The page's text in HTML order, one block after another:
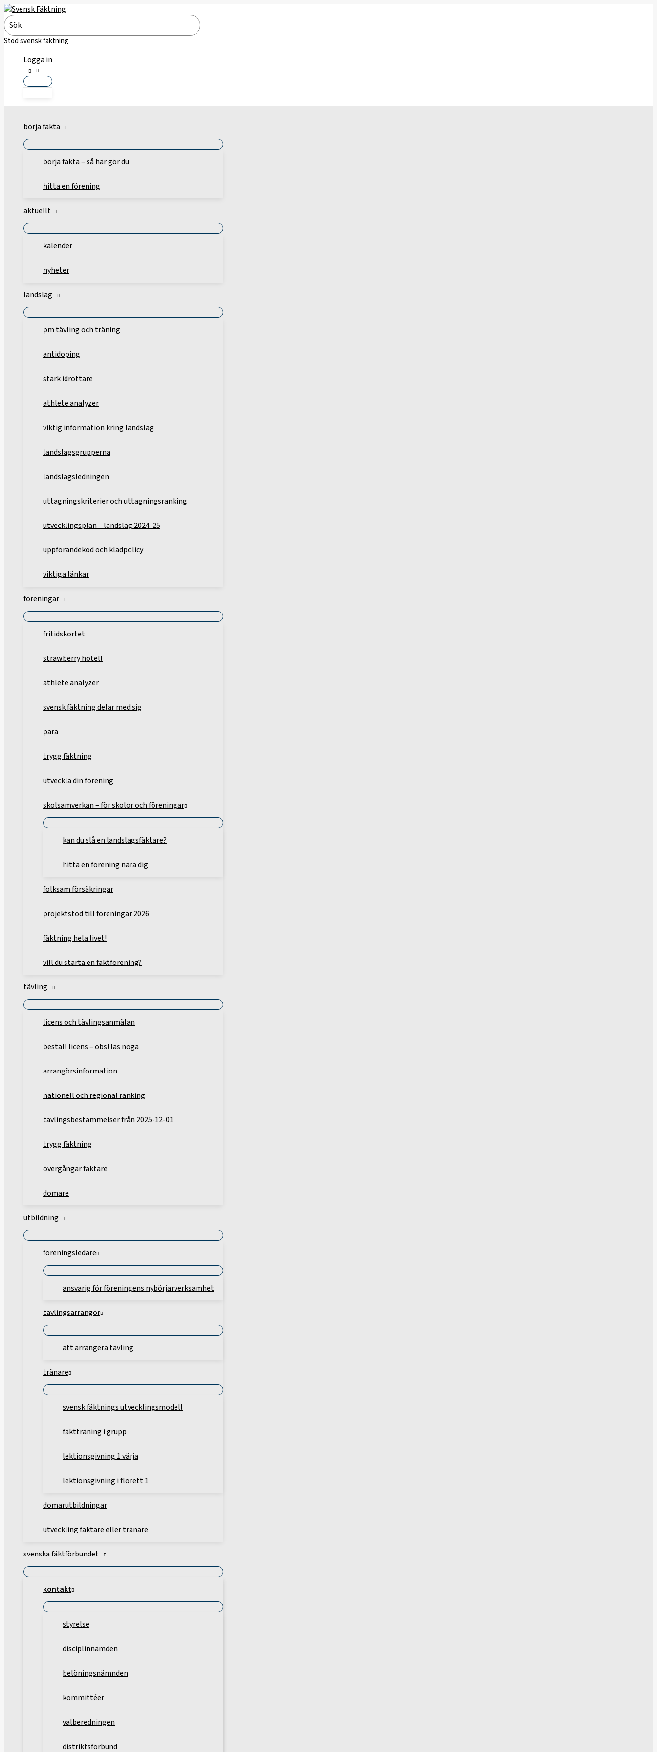
Hoppa
till
innehåll
Search
for:
Stöd svensk fäktning
Logga in
börja fäkta
börja fäkta – så här gör du
hitta en förening
aktuellt
kalender
nyheter
landslag
pm tävling och träning
antidoping
stark idrottare
athlete analyzer
viktig information kring landslag
landslagsgrupperna
landslagsledningen
uttagningskriterier och uttagningsranking
utvecklingsplan – landslag 2024-25
uppförandekod och klädpolicy
viktiga länkar
föreningar
fritidskortet
strawberry hotell
athlete analyzer
svensk fäktning delar med sig
para
trygg fäktning
utveckla din förening
skolsamverkan – för skolor och föreningar
kan du slå en landslagsfäktare?
hitta en förening nära dig
folksam försäkringar
projektstöd till föreningar 2026
fäktning hela livet!
vill du starta en fäktförening?
tävling
licens och tävlingsanmälan
beställ licens – obs! läs noga
arrangörsinformation
nationell och regional ranking
tävlingsbestämmelser från 2025-12-01
trygg fäktning
övergångar fäktare
domare
utbildning
föreningsledare
ansvarig för föreningens nybörjarverksamhet
tävlingsarrangör
att arrangera tävling
tränare
svensk fäktnings utvecklingsmodell
fäktträning i grupp
lektionsgivning 1 värja
lektionsgivning i florett 1
domarutbildningar
utveckling fäktare eller tränare
svenska fäktförbundet
kontakt
styrelse
disciplinnämden
belöningsnämnden
kommittéer
valberedningen
distriktsförbund